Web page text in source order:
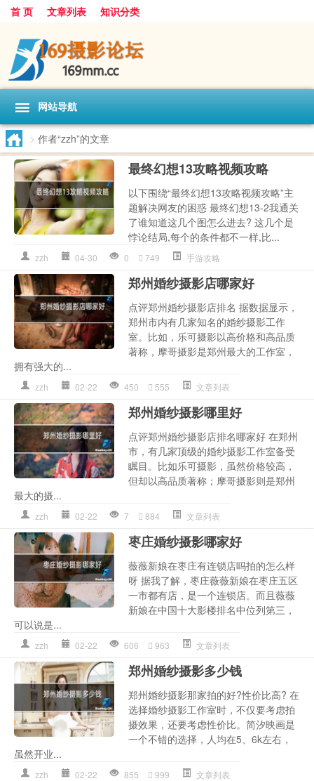
首 页 文章列表 知识分类
网站导航
> 作者“zzh”的文章
最终幻想13攻略视频攻略
以下围绕“最终幻想13攻略视频攻略”主
题解决网友的困惑 最终幻想13-2我通关
了谁知道这几个图怎么进去? 这几个是
悖论结局,每个的条件都不一样,比...
zzh 04-30 0 749 手游攻略
郑州婚纱摄影店哪家好
点评郑州婚纱摄影店排名 据数据显示，
郑州市内有几家知名的婚纱摄影工作
室。比如，乐可摄影以高价格和高品质
著称，摩哥摄影是郑州最大的工作室，
拥有强大的...
zzh 02-22 450 555 文章列表
郑州婚纱摄影哪里好
点评郑州婚纱摄影店排名哪家好 在郑州
市，有几家顶级的婚纱摄影工作室备受
瞩目。比如乐可摄影，虽然价格较高，
但却以高品质著称；摩哥摄影则是郑州
最大的摄...
zzh 02-22 7 884 文章列表
枣庄婚纱摄影哪家好
薇薇新娘在枣庄有连锁店吗拍的怎么样
呀 据我了解，枣庄薇薇新娘在枣庄五区
一市都有店，是一个连锁店。而且薇薇
新娘在中国十大影楼排名中位列第三，
可以说是...
zzh 02-22 606 963 文章列表
郑州婚纱摄影多少钱
郑州婚纱摄影那家拍的好?性价比高? 在
选择婚纱摄影工作室时，不仅要考虑拍
摄效果，还要考虑性价比。简汐映画是
一个不错的选择，人均在5、6k左右，
虽然开业...
zzh 02-22 855 999 文章列表